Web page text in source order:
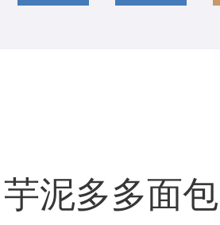
芋泥多多面包